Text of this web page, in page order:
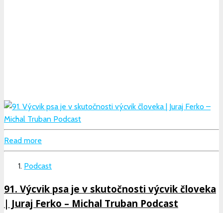
Read more
Podcast
91. Výcvik psa je v skutočnosti výcvik človeka
| Juraj Ferko – Michal Truban Podcast